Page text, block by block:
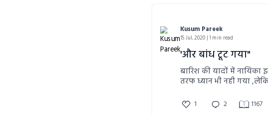
Kusum Pareek
15 Jul, 2020 | 1 min read
'और बांध टूट गया"
बारिश की यादों में
तरफ ध्यान भी नही गया
1 2 1167